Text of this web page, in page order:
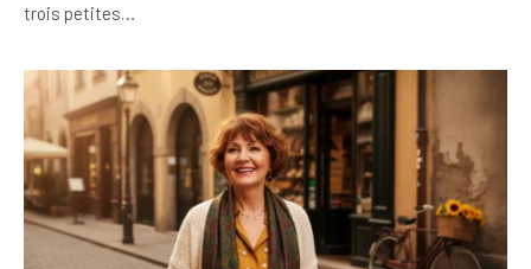
trois petites…